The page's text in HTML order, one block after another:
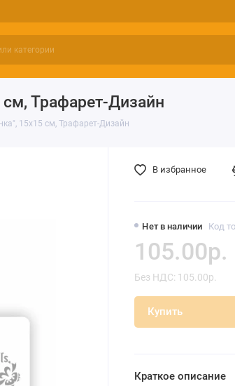
Трафарет-Дизайн
15х15 см, Трафарет-Дизайн
Нет в наличии Код
105.00р.
Без НДС: 105.00р.
Купить
В избранное
Краткое описание